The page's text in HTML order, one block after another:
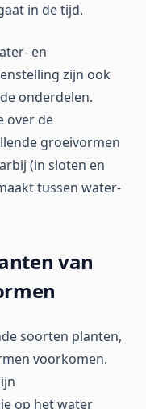
in de tijd.
en
zijn ook
onderdelen.
over de
groeivormen
(in sloten en
tussen water-
van
soorten planten,
voorkomen.
op het water